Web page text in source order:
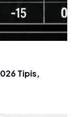
Tipis,